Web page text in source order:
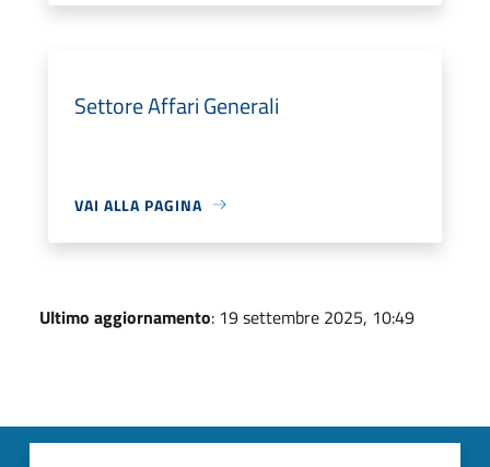
Settore Affari Generali
VAI ALLA PAGINA
Ultimo aggiornamento: 19 settembre 2025, 10:49